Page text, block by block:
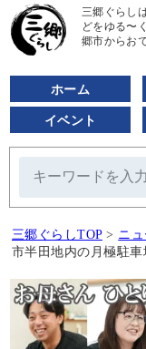
三郷ぐらし
どをゆる〜
郷市からお
ホーム
イベント
三郷ぐらしTOP > ニ
市半田地内の月極駐